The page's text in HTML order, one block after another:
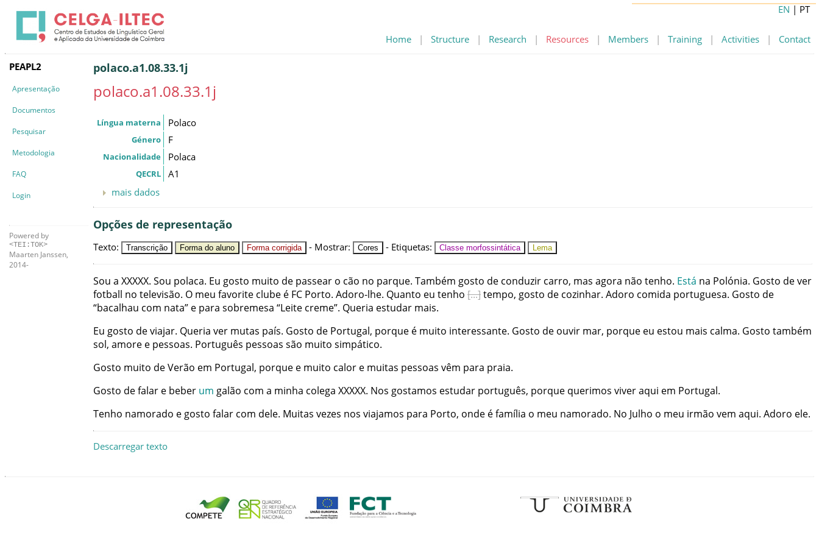
Home | Structure | Research | Resources | Members | Training | Activities | Contact
EN | PT
PEAPL2
Apresentação
Documentos
Pesquisar
Metodologia
FAQ
Login
Powered by
<TEI:TOK>
Maarten Janssen,
2014-
polaco.a1.08.33.1j
polaco.a1.08.33.1j
Língua materna Polaco
Género F
Nacionalidade Polaca
QECRL
A1
mais dados
Opções de representação
Texto: Transcrição Forma do aluno Forma corrigida - Mostrar: Cores - Etiquetas: Classe morfossintática Lema
Sou a XXXXX. Sou polaca. Eu gosto muito de passear o cão no parque. Também gosto de conduzir carro, mas agora não tenho. Está na Polónia. Gosto dever
fotball no televisão. O meu favorite clube é FC Porto. Adoro-lhe. Quanto eu tenho tempo, gosto de cozinhar. Adoro comida portuguesa. Gosto de
“bacalhau com nata” e para sobremesa “Leite creme”. Queria estudar mais.
Eu gosto deviajar. Queria ver mutas país. Gosto de Portugal, porque é muito interessante. Gosto de ouvir mar, porque eu estou mais calma. Gosto também
sol, amore e pessoas. Português pessoas são muito simpático.
Gosto muito deVerão em Portugal, porque e muito calor e muitas pessoas vêm para praia.
Gosto defalar e beber um galão com a minha colega XXXXX. Nos gostamos estudar português, porque querimos viveraqui em Portugal.
Tenho namorado e gosto falar com dele. Muitas vezes nos viajamos para Porto, onde éfamília o meu namorado. No Julho o meu irmão vem aqui. Adoro ele.
Descarregar texto